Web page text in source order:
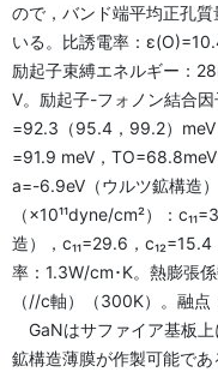
ので，バンド端平均正孔
いる。比誘電率：
励起子束縛エネルギー：
V。励起子-フォノン結合
=92.3（95.4，99.2）
=91.9 meV，
a=-6.9eV（ウルツ鉱構造
（×10¹¹dyne/cm²）：
造），c₁₁=29.6，
率：1.3W/cm･K。熱膨張
（//c軸）（300K）。融点
GaNはサファイア基板上
鉱構造薄膜が作製可能で